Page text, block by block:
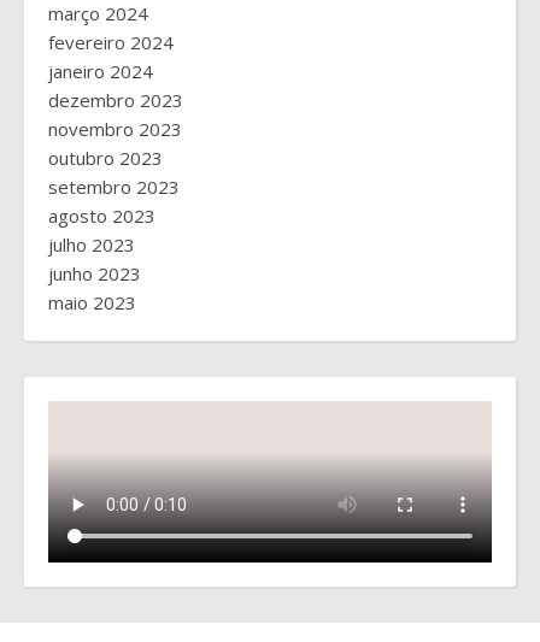
março 2024
fevereiro 2024
janeiro 2024
dezembro 2023
novembro 2023
outubro 2023
setembro 2023
agosto 2023
julho 2023
junho 2023
maio 2023